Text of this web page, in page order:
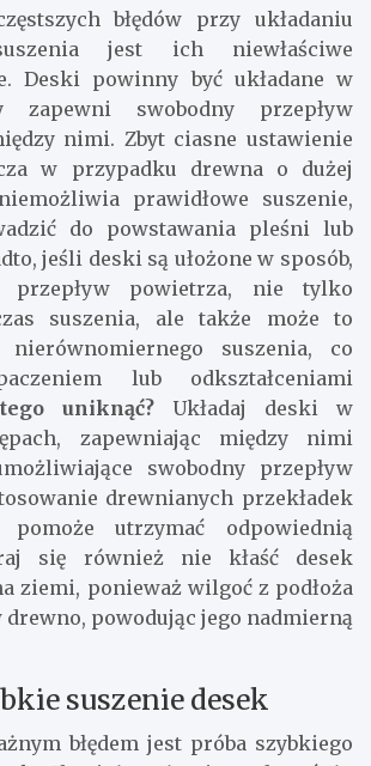
błędów przy układaniu
jest ich niewłaściwe
Deski powinny być układane w
zapewni swobodny przepływ
nimi. Zbyt ciasne ustawienie
w przypadku drewna o dużej
prawidłowe suszenie,
do powstawania pleśni lub
jeśli deski są ułożone w sposób,
przepływ powietrza, nie tylko
suszenia, ale także może to
suszenia, co
lub odkształceniami
uniknąć? Układaj deski w
zapewniając między nimi
swobodny przepływ
drewnianych przekładek
utrzymać odpowiednią
się również nie kłaść desek
ziemi, ponieważ wilgoć z podłoża
drewno, powodując jego nadmierną
suszenie desek
błędem jest próba szybkiego